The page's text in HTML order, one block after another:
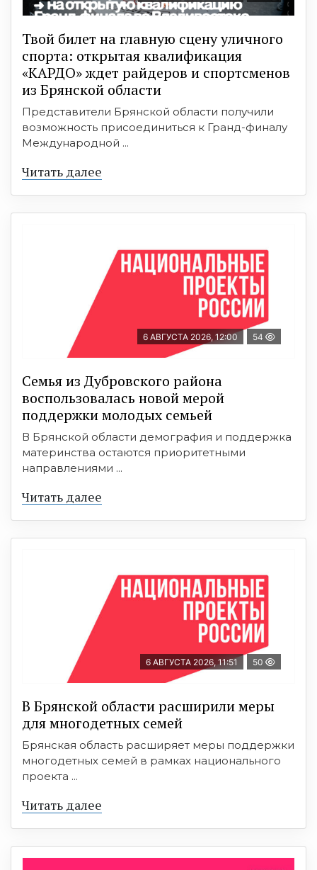
Твой билет на главную сцену уличного
спорта: открытая квалификация
«КАРДО» ждет райдеров и спортсменов
из Брянской области
Представители Брянской области получили
возможность присоединиться к Гранд-финалу
Международной ...
Читать далее
6 АВГУСТА 2026, 12:00 54
Семья из Дубровского района
воспользовалась новой мерой
поддержки молодых семьей
В Брянской области демография и поддержка
материнства остаются приоритетными
направлениями ...
Читать далее
6 АВГУСТА 2026, 11:51 50
В Брянской области расширили меры
для многодетных семей
Брянская область расширяет меры поддержки
многодетных семей в рамках национального
проекта ...
Читать далее